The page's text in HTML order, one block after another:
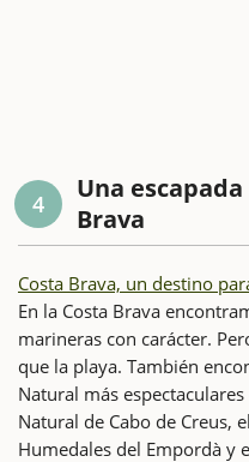
4
Una
Brava
Costa Brava, un destino
En la Costa Brava
marineras con carácter.
que la playa. También
Natural más
Natural de Cabo de Creus,
Humedales del Empordà y